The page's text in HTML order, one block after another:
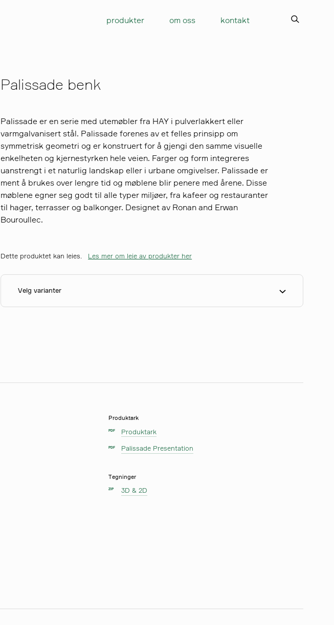
produkter om oss kontakt
Palissade benk
Palissade er en serie med utemøbler fra HAY i pulverlakkert eller
varmgalvanisert stål. Palissade forenes av et felles prinsipp om
symmetrisk geometri og er konstruert for å gjengi den samme visuelle
enkelheten og kjernestyrken hele veien. Farger og form integreres
uanstrengt i et naturlig landskap eller i urbane omgivelser. Palissade er
ment å brukes over lengre tid og møblene blir penere med årene. Disse
møblene egner seg godt til alle typer miljøer, fra kafeer og restauranter
til hager, terrasser og balkonger. Designet av Ronan and Erwan
Bouroullec.
Dette produktet kan leies. Les mer om leie av produkter her
Velg varianter
Produktark
PDF Produktark
PDF Palissade Presentation
Tegninger
ZIP 3D & 2D